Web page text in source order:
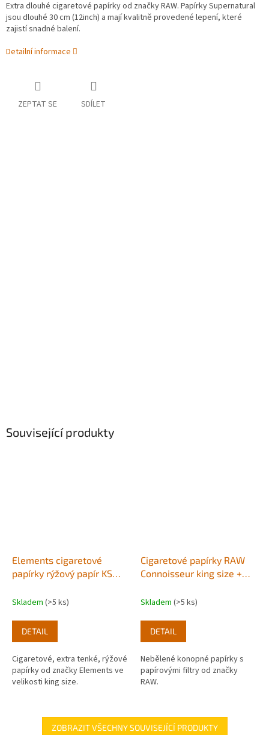
Extra dlouhé cigaretové papírky od značky RAW. Papírky Supernatural
jsou dlouhé 30 cm (12inch) a mají kvalitně provedené lepení, které
zajistí snadné balení.
Detailní informace
ZEPTAT SE SDÍLET
Související produkty
Elements cigaretové
papírky rýžový papír KS
Skladem (>5 ks)
DETAIL
Cigaretové, extra tenké, rýžové
papírky od značky Elements ve
velikosti king size.
Cigaretové papírky RAW
Connoisseur king size +
Skladem (>5 ks)
DETAIL
Nebělené konopné papírky s
papírovými filtry od značky
RAW.
ZOBRAZIT VŠECHNY SOUVISEJÍCÍ PRODUKTY